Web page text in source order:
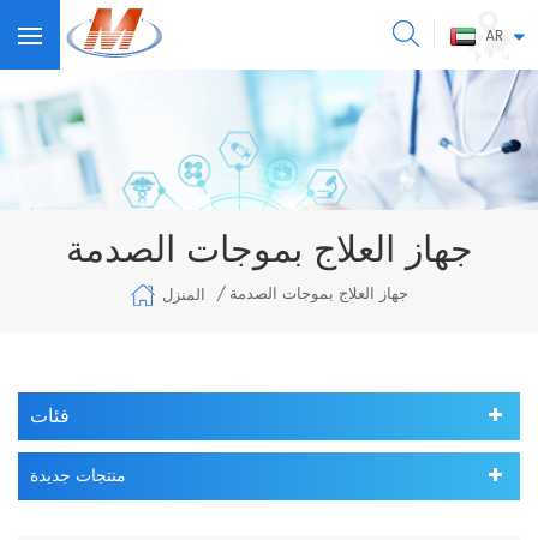
AR
جهاز العلاج بموجات الصدمة
المنزل / جهاز العلاج بموجات الصدمة
فئات
منتجات جديدة